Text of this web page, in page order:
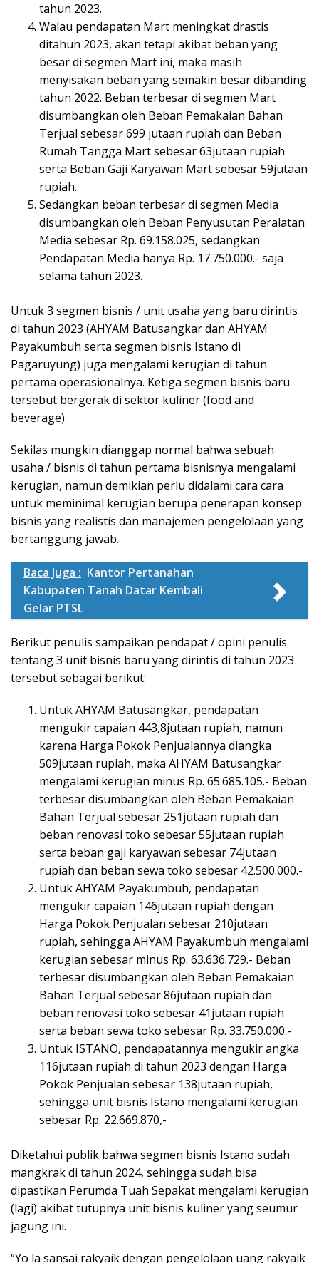
tahun 2023.
Walau pendapatan Mart meningkat drastis
ditahun 2023, akan tetapi akibat beban yang
besar di segmen Mart ini, maka masih
menyisakan beban yang semakin besar dibanding
tahun 2022. Beban terbesar di segmen Mart
disumbangkan oleh Beban Pemakaian Bahan
Terjual sebesar 699 jutaan rupiah dan Beban
Rumah Tangga Mart sebesar 63jutaan rupiah
serta Beban Gaji Karyawan Mart sebesar 59jutaan
rupiah.
Sedangkan beban terbesar di segmen Media
disumbangkan oleh Beban Penyusutan Peralatan
Media sebesar Rp. 69.158.025, sedangkan
Pendapatan Media hanya Rp. 17.750.000.- saja
selama tahun 2023.
Untuk 3 segmen bisnis / unit usaha yang baru dirintis
di tahun 2023 (AHYAM Batusangkar dan AHYAM
Payakumbuh serta segmen bisnis Istano di
Pagaruyung) juga mengalami kerugian di tahun
pertama operasionalnya. Ketiga segmen bisnis baru
tersebut bergerak di sektor kuliner (food and
beverage).
Sekilas mungkin dianggap normal bahwa sebuah
usaha / bisnis di tahun pertama bisnisnya mengalami
kerugian, namun demikian perlu didalami cara cara
untuk meminimal kerugian berupa penerapan konsep
bisnis yang realistis dan manajemen pengelolaan yang
bertanggung jawab.
Baca Juga : Kantor Pertanahan
Kabupaten Tanah Datar Kembali
Gelar PTSL
Berikut penulis sampaikan pendapat / opini penulis
tentang 3 unit bisnis baru yang dirintis di tahun 2023
tersebut sebagai berikut:
Untuk AHYAM Batusangkar, pendapatan
mengukir capaian 443,8jutaan rupiah, namun
karena Harga Pokok Penjualannya diangka
509jutaan rupiah, maka AHYAM Batusangkar
mengalami kerugian minus Rp. 65.685.105.- Beban
terbesar disumbangkan oleh Beban Pemakaian
Bahan Terjual sebesar 251jutaan rupiah dan
beban renovasi toko sebesar 55jutaan rupiah
serta beban gaji karyawan sebesar 74jutaan
rupiah dan beban sewa toko sebesar 42.500.000.-
Untuk AHYAM Payakumbuh, pendapatan
mengukir capaian 146jutaan rupiah dengan
Harga Pokok Penjualan sebesar 210jutaan
rupiah, sehingga AHYAM Payakumbuh mengalami
kerugian sebesar minus Rp. 63.636.729.- Beban
terbesar disumbangkan oleh Beban Pemakaian
Bahan Terjual sebesar 86jutaan rupiah dan
beban renovasi toko sebesar 41jutaan rupiah
serta beban sewa toko sebesar Rp. 33.750.000.-
Untuk ISTANO, pendapatannya mengukir angka
116jutaan rupiah di tahun 2023 dengan Harga
Pokok Penjualan sebesar 138jutaan rupiah,
sehingga unit bisnis Istano mengalami kerugian
sebesar Rp. 22.669.870,-
Diketahui publik bahwa segmen bisnis Istano sudah
mangkrak di tahun 2024, sehingga sudah bisa
dipastikan Perumda Tuah Sepakat mengalami kerugian
(lagi) akibat tutupnya unit bisnis kuliner yang seumur
jagung ini.
“Yo la sansai rakyaik dengan pengelolaan uang rakyaik